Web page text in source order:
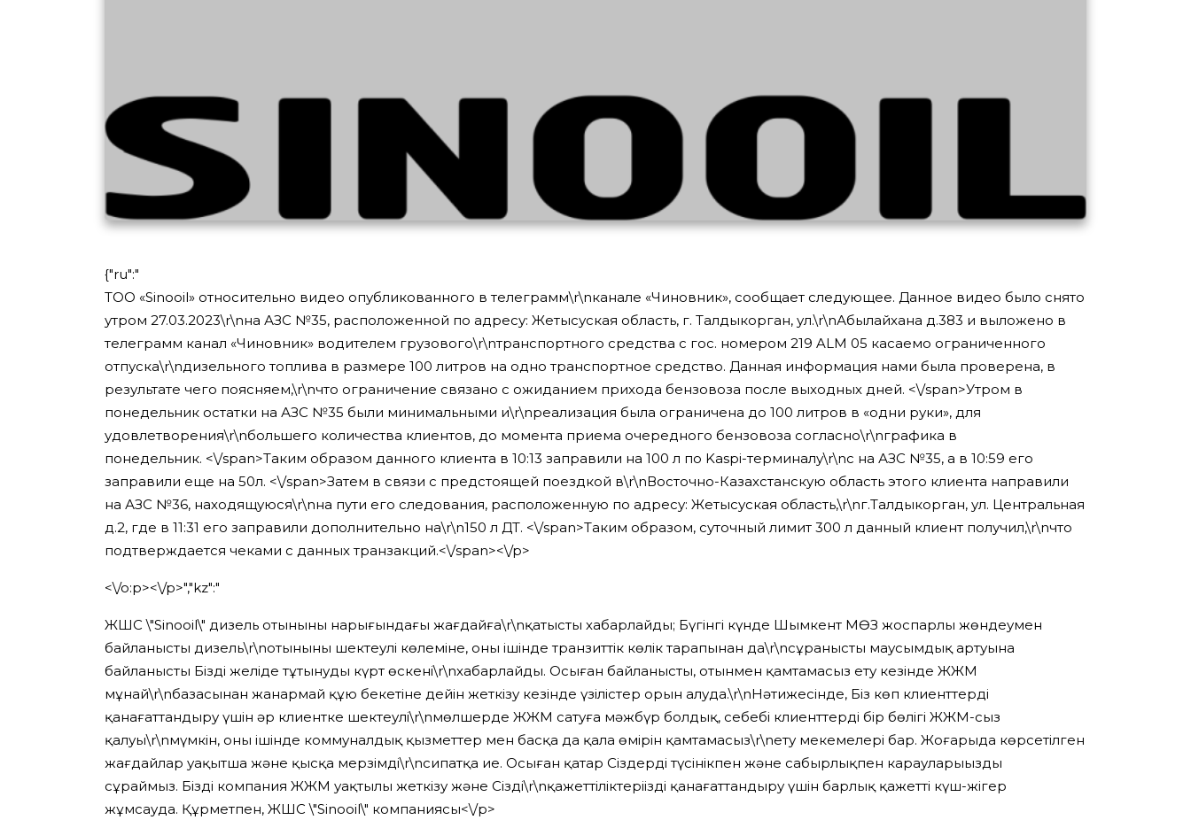
{"ru":"
ТОО «Sinooil» относительно видео опубликованного в телеграмм\r\nканале «Чиновник», сообщает следующее. Данное видео было снято
утром 27.03.2023\r\nна АЗС №35, расположенной по адресу: Жетысуская область, г. Талдыкорган, ул.\r\nАбылайхана д.383 и выложено в
телеграмм канал «Чиновник» водителем грузового\r\nтранспортного средства с гос. номером 219 ALM 05 касаемо ограниченного
отпуска\r\nдизельного топлива в размере 100 литров на одно транспортное средство. Данная информация нами была проверена, в
результате чего поясняем,\r\nчто ограничение связано с ожиданием прихода бензовоза после выходных дней. <\/span>Утром в
понедельник остатки на АЗС №35 были минимальными и\r\nреализация была ограничена до 100 литров в «одни руки», для
удовлетворения\r\nбольшего количества клиентов, до момента приема очередного бензовоза согласно\r\nграфика в
понедельник. <\/span>Таким образом данного клиента в 10:13 заправили на 100 л по Kaspi-терминалу\r\nс на АЗС №35, а в 10:59 его
заправили еще на 50л. <\/span>Затем в связи с предстоящей поездкой в\r\nВосточно-Казахстанскую область этого клиента направили
на АЗС №36, находящуюся\r\nна пути его следования, расположенную по адресу: Жетысуская область,\r\nг.Талдыкорган, ул. Центральная
д.2, где в 11:31 его заправили дополнительно на\r\n150 л ДТ. <\/span>Таким образом, суточный лимит 300 л данный клиент получил,\r\nчто
подтверждается чеками с данных транзакций.<\/span><\/p>
<\/o:p><\/p>","kz":"
ЖШС \"Sinooil\" дизель отынының нарығындағы жағдайға\r\nқатысты хабарлайды; Бүгінгі күнде Шымкент МӨЗ жоспарлы жөндеумен
байланысты дизель\r\nотынының шектеулі көлеміне, оның ішінде транзиттік көлік тарапынан да\r\nсұраныстың маусымдық артуына
байланысты Біздің желіде тұтынудың күрт өскенің\r\nхабарлайды. Осыған байланысты, отынмен қамтамасыз ету кезінде ЖЖМ
мұнай\r\nбазасынан жанармай құю бекетіне дейін жеткізу кезінде үзілістер орын алуда.\r\nНәтижесінде, Біз көп клиенттерді
қанағаттандыру үшін әр клиентке шектеулі\r\nмөлшерде ЖЖМ сатуға мәжбүр болдық, себебі клиенттердің бір бөлігі ЖЖМ-сыз
қалуы\r\nмүмкін, оның ішінде коммуналдық қызметтер мен басқа да қала өмірін қамтамасыз\r\nету мекемелері бар. Жоғарыда көрсетілген
жағдайлар уақытша және қысқа мерзімді\r\nсипатқа ие. Осыған қатар Сіздерді түсінікпен және сабырлықпен карауларыңызды
сұраймыз. Біздің компания ЖЖМ уақтылы жеткізу және Сіздің\r\nқажеттіліктеріңізді қанағаттандыру үшін барлық қажетті күш-жігер
жұмсауда. Құрметпен, ЖШС \"Sinooil\" компаниясы<\/p>